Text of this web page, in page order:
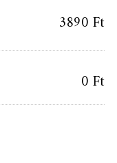
3890 Ft
0 Ft